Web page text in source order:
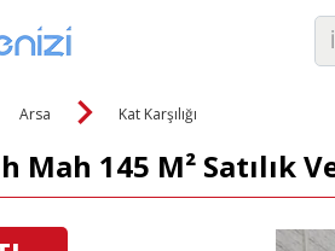
Arsa Kat Karşılığı
Mah 145 M² Satılık